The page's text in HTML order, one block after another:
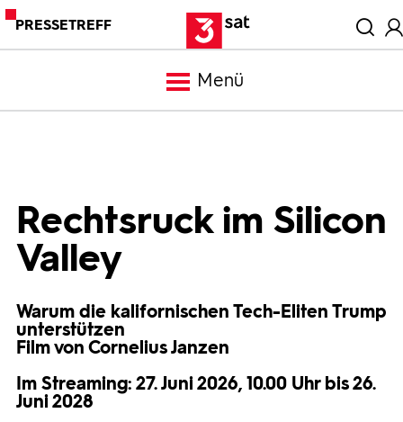
PRESSETREFF
Menü
Trailer
Bilder
Rechtsruck im Silicon
Valley
Warum die kalifornischen Tech-Eliten Trump
unterstützen
Film von Cornelius Janzen
Im Streaming: 27. Juni 2026, 10.00 Uhr bis 26.
Juni 2028